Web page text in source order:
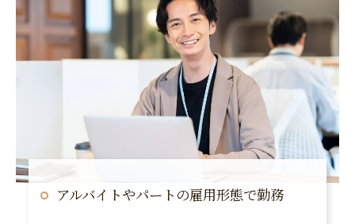
アルバイトやパートの雇用形態で勤務